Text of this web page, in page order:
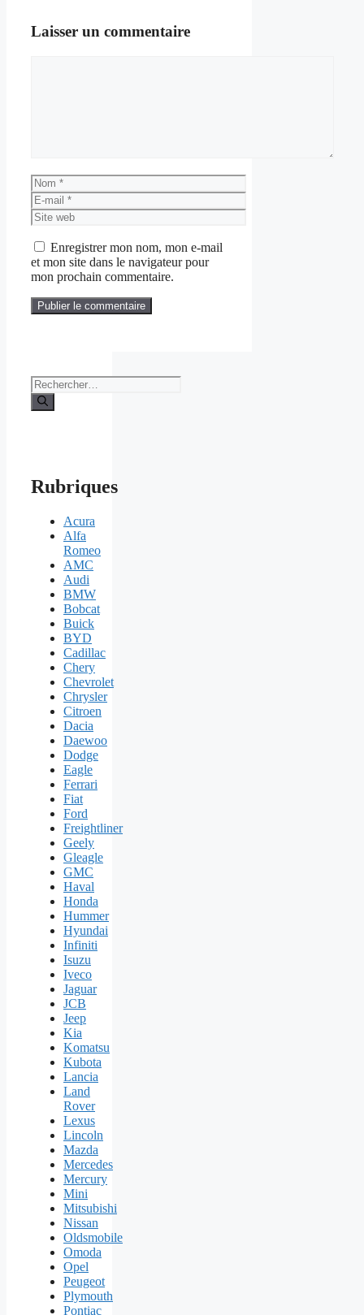
Laisser un commentaire
Nom
E-
mail
Site
web
Enregistrer mon nom, mon e-mail
et mon site dans le navigateur pour
mon prochain commentaire.
Rechercher :
Rubriques
Acura
Alfa
Romeo
AMC
Audi
BMW
Bobcat
Buick
BYD
Cadillac
Chery
Chevrolet
Chrysler
Citroen
Dacia
Daewoo
Dodge
Eagle
Ferrari
Fiat
Ford
Freightliner
Geely
Gleagle
GMC
Haval
Honda
Hummer
Hyundai
Infiniti
Isuzu
Iveco
Jaguar
JCB
Jeep
Kia
Komatsu
Kubota
Lancia
Land
Rover
Lexus
Lincoln
Mazda
Mercedes
Mercury
Mini
Mitsubishi
Nissan
Oldsmobile
Omoda
Opel
Peugeot
Plymouth
Pontiac